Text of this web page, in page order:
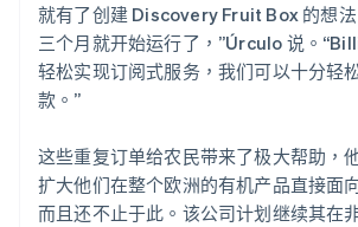
就有了创建 Discovery Fruit Box 的想
三个月就开始运行了，”Úrculo 说。
轻松实现订阅式服务，我们可以十分轻
款。”
这些重复订单给农民带来了极大帮助，
扩大他们在整个欧洲的有机产品直接面
而且还不止于此。该公司计划继续其在